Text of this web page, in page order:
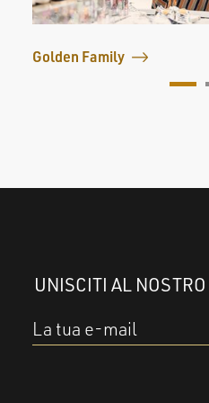
Golden Family
UNISCITI AL
La tua e-mail